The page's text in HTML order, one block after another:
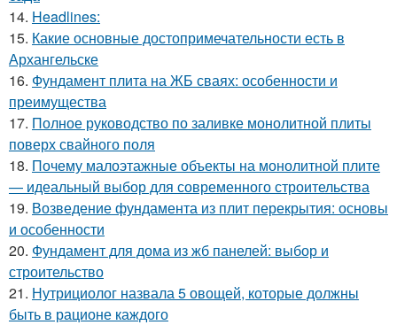
14. Headlines:
15. Какие основные достопримечательности есть в
Архангельске
16. Фундамент плита на ЖБ сваях: особенности и
преимущества
17. Полное руководство по заливке монолитной плиты
поверх свайного поля
18. Почему малоэтажные объекты на монолитной плите
— идеальный выбор для современного строительства
19. Возведение фундамента из плит перекрытия: основы
и особенности
20. Фундамент для дома из жб панелей: выбор и
строительство
21. Нутрициолог назвала 5 овощей, которые должны
быть в рационе каждого